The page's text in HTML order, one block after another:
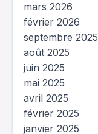
mars 2026
février 2026
septembre 2025
août 2025
juin 2025
mai 2025
avril 2025
février 2025
janvier 2025